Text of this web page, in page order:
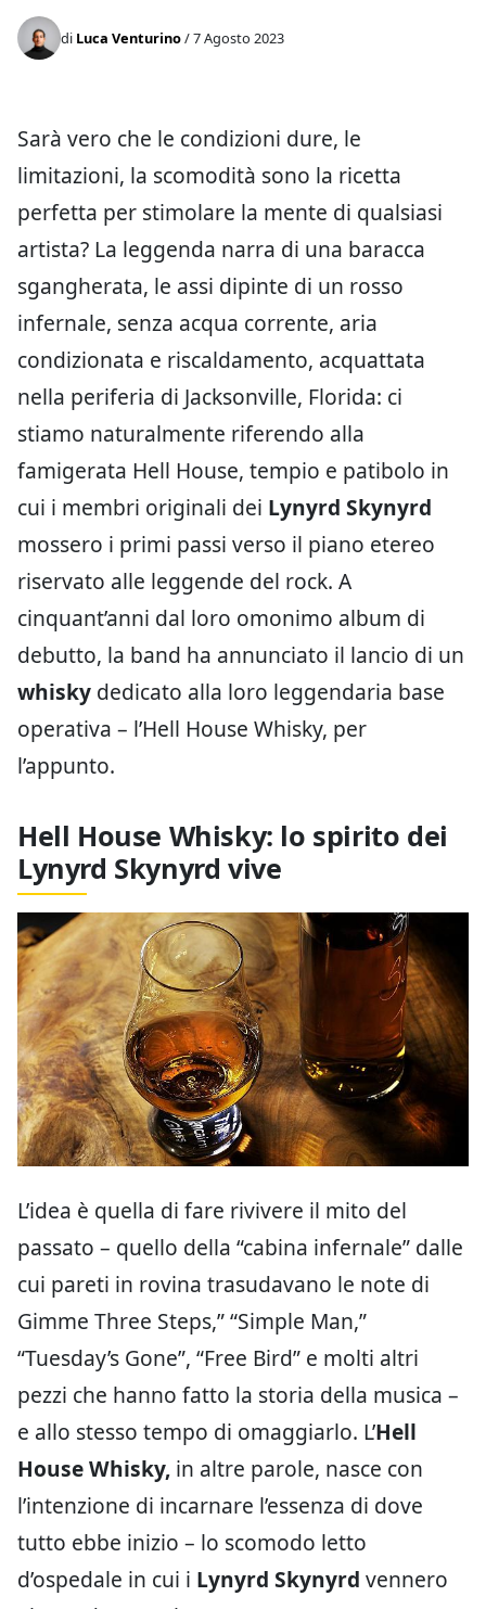
di Luca Venturino/ 7 Agosto 2023
Sarà vero che le condizioni dure, le
limitazioni, la scomodità sono la ricetta
perfetta per stimolare la mente di qualsiasi
artista? La leggenda narra di una baracca
sgangherata, le assi dipinte di un rosso
infernale, senza acqua corrente, aria
condizionata e riscaldamento, acquattata
nella periferia di Jacksonville, Florida: ci
stiamo naturalmente riferendo alla
famigerata Hell House, tempio e patibolo in
cui i membri originali dei Lynyrd Skynyrd
mossero i primi passi verso il piano etereo
riservato alle leggende del rock. A
cinquant’anni dal loro omonimo album di
debutto, la band ha annunciato il lancio di un
whisky dedicato alla loro leggendaria base
operativa – l’Hell House Whisky, per
l’appunto.
Hell House Whisky: lo spirito dei
Lynyrd Skynyrd vive
L’idea è quella di fare rivivere il mito del
passato – quello della “cabina infernale” dalle
cui pareti in rovina trasudavano le note di
Gimme Three Steps,” “Simple Man,”
“Tuesday’s Gone”, “Free Bird” e molti altri
pezzi che hanno fatto la storia della musica –
e allo stesso tempo di omaggiarlo. L’Hell
House Whisky, in altre parole, nasce con
l’intenzione di incarnare l’essenza di dove
tutto ebbe inizio – lo scomodo letto
d’ospedale in cui i Lynyrd Skynyrd vennero